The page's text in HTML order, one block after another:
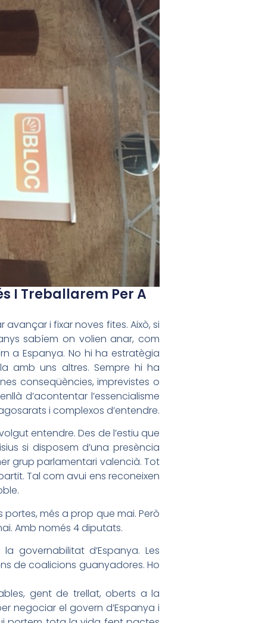
I Treballarem Per A
avançar i fixar noves fites. Això, si
sabíem on volien anar, com
a Espanya. No hi ha estratègia
amb uns altres. Sempre hi ha
conseqüències, imprevistes o
d’acontentar l’essencialisme
i complexos d’entendre.
entendre. Des de l’estiu que
si disposem d’una presència
grup parlamentari valencià. Tot
Tal com avui ens reconeixen
més a prop que mai. Però
Amb només 4 diputats.
governabilitat d’Espanya. Les
de coalicions guanyadores. Ho
gent de trellat, oberts a la
negociar el govern d’Espanya i